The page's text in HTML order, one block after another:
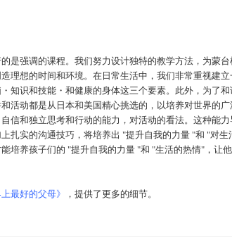
是强调的课程。我们努力设计独特的教学方法，为蒙
理想的时间和环境。在日常生活中，我们非常重视建
知识和技能・和健康的身体这三个要素。此外，为了
活动都是从日本和美国精心挑选的，以培养对世界的
信和独立思考和行动的能力，对活动的看法。这种能
扎实的沟通技巧，将培养出 "提升自我的力量 "和 "对
培养孩子们的 "提升自我的力量 "和 "生活的热情"，让
最好的父母》 ，提供了更多的细节。